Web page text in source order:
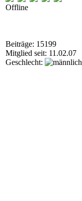
Offline
Beiträge: 15199
Mitglied seit: 11.02.07
Geschlecht: